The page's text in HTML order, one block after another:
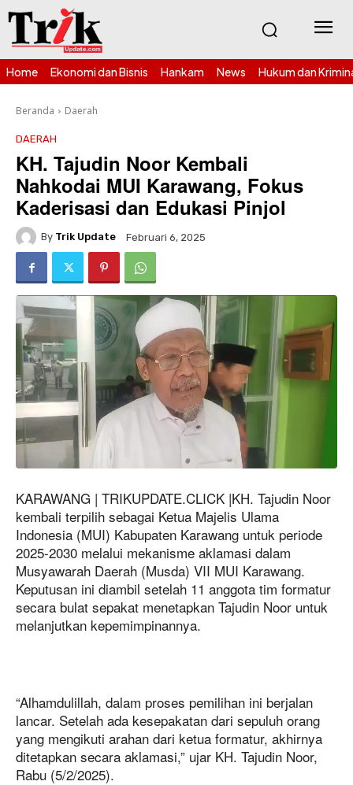
Home Ekonomi dan Bisnis Hankam News Hukum dan
Beranda Daerah
DAERAH
KH. Tajudin Noor Kembali
Nahkodai MUI Karawang, Fokus
Kaderisasi dan Edukasi Pinjol
By Trik Update Februari 6, 2025
KARAWANG | TRIKUPDATE.CLICK |KH. Tajudin Noor
kembali terpilih sebagai Ketua Majelis Ulama
Indonesia (MUI) Kabupaten Karawang untuk periode
2025-2030 melalui mekanisme aklamasi dalam
Musyawarah Daerah (Musda) VII MUI Karawang.
Keputusan ini diambil setelah 11 anggota tim formatur
secara bulat sepakat menetapkan Tajudin Noor untuk
melanjutkan kepemimpinannya.
“Alhamdulillah, dalam proses pemilihan ini berjalan
lancar. Setelah ada kesepakatan dari sepuluh orang
yang mengikuti arahan dari ketua formatur, akhirnya
ditetapkan secara aklamasi,” ujar KH. Tajudin Noor,
Rabu (5/2/2025).